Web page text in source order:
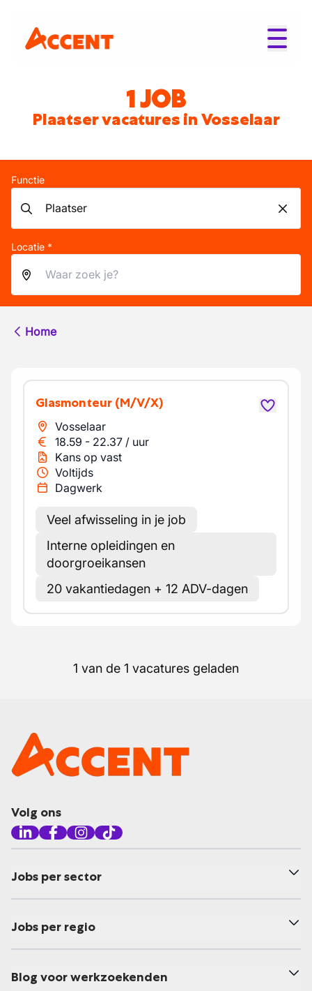
1 JOB
Plaatser vacatures in Vosselaar
Functie
Locatie *
Home
Glasmonteur (M/V/X)
Vosselaar
18.59 - 22.37 / uur
Kans op vast
Voltijds
Dagwerk
Veel afwisseling in je job
Interne opleidingen en
doorgroeikansen
20 vakantiedagen + 12 ADV-dagen
1 van de 1 vacatures geladen
Volg ons
Jobs per sector
Jobs per regio
Blog voor werkzoekenden